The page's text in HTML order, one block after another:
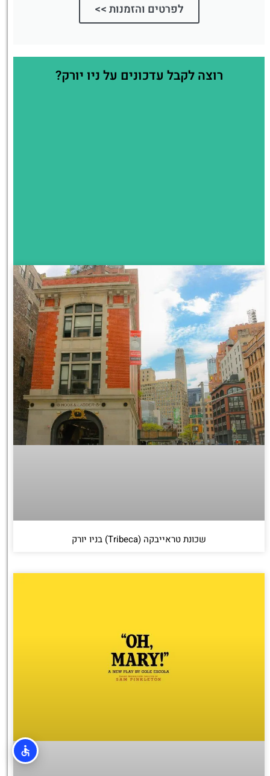
לפרטים והזמנות >>
רוצה לקבל עדכונים על ניו יורק?
שכונת טראייבקה (Tribeca) בניו יורק